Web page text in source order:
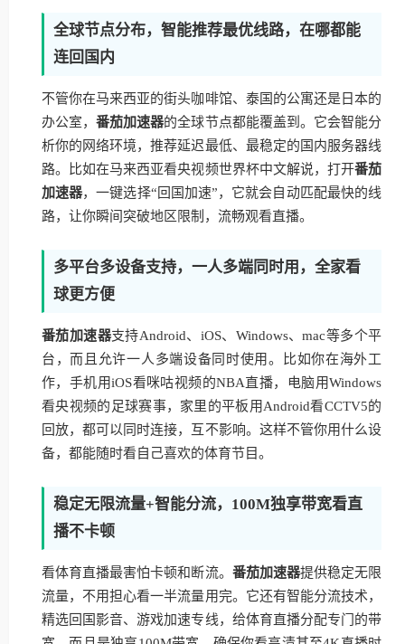
全球节点分布，智能推荐最优线路，在哪都能
连回国内
不管你在马来西亚的街头咖啡馆、泰国的公寓还是日本的
办公室，番茄加速器的全球节点都能覆盖到。它会智能分
析你的网络环境，推荐延迟最低、最稳定的国内服务器线
路。比如在马来西亚看央视频世界杯中文解说，打开番茄
加速器，一键选择“回国加速”，它就会自动匹配最快的线
路，让你瞬间突破地区限制，流畅观看直播。
多平台多设备支持，一人多端同时用，全家看
球更方便
番茄加速器支持Android、iOS、Windows、mac等多个平
台，而且允许一人多端设备同时使用。比如你在海外工
作，手机用iOS看咪咕视频的NBA直播，电脑用Windows
看央视频的足球赛事，家里的平板用Android看CCTV5的
回放，都可以同时连接，互不影响。这样不管你用什么设
备，都能随时看自己喜欢的体育节目。
稳定无限流量+智能分流，100M独享带宽看直
播不卡顿
看体育直播最害怕卡顿和断流。 番茄加速器提供稳定无限
流量，不用担心看一半流量用完。它还有智能分流技术，
精选回国影音、游戏加速专线，给体育直播分配专门的带